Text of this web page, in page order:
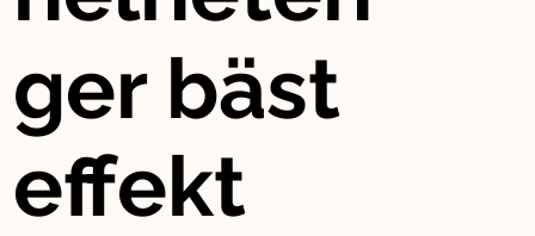
ger bäst
effekt